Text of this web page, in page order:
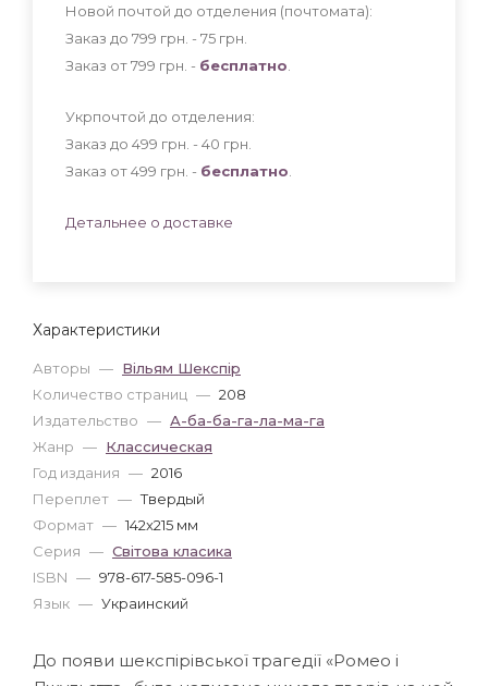
Характеристики
Авторы — Вільям Шекспір
Количество страниц — 208
Издательство — А-ба-ба-га-ла-ма-га
Жанр — Классическая
Год издания — 2016
Переплет — Твердый
Формат — 142x215 мм
Серия — Світова класика
ISBN — 978-617-585-096-1
Язык — Украинский
Новой почтой до отделения (почтомата):
Заказ до 799 грн. - 75 грн
Заказ от 799 грн. - бесплатно
Укрпочтой до отделения:
Заказ до 499 грн. - 40 грн
Заказ от 499 грн. - бесплатно
Детальнее о доставке
До появи шекспірівської трагедії «Ромео і